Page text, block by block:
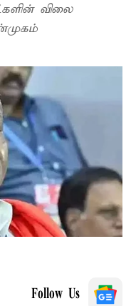
விலை
Follow Us